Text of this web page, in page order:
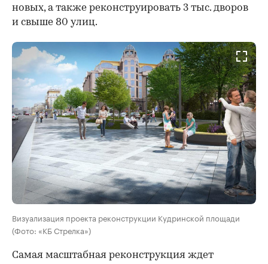
новых, а также реконструировать 3 тыс. дворов
и свыше 80 улиц.
Визуализация проекта реконструкции Кудринской площади
(Фото: «КБ Стрелка»)
Самая масштабная реконструкция ждет